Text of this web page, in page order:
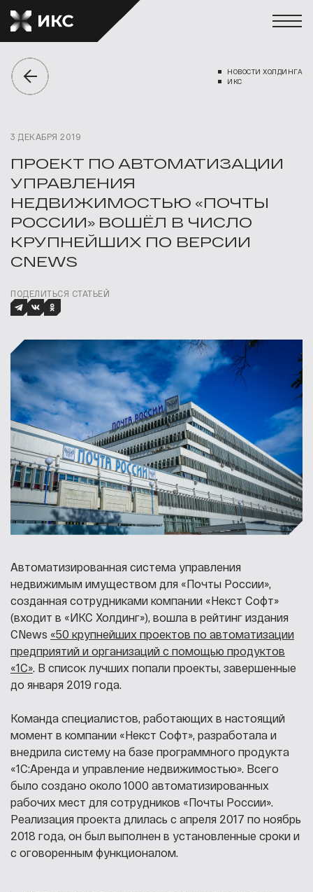
НОВОСТИ ХОЛДИНГА
ИКС
3 ДЕКАБРЯ 2019
ПРОЕКТ ПО АВТОМАТИЗАЦИИ
УПРАВЛЕНИЯ
НЕДВИЖИМОСТЬЮ «ПОЧТЫ
РОССИИ» ВОШЁЛ В ЧИСЛО
КРУПНЕЙШИХ ПО ВЕРСИИ
CNEWS
ПОДЕЛИТЬСЯ СТАТЬЕЙ
Автоматизированная система управления
недвижимым имуществом для «Почты России»,
созданная сотрудниками компании «Некст Софт»
(входит в «ИКС Холдинг»), вошла в рейтинг издания
CNews «50 крупнейших проектов по автоматизации
предприятий и организаций с помощью продуктов
«1С» . В список лучших попали проекты, завершенные
до января 2019 года.
Команда специалистов, работающих в настоящий
момент в компании «Некст Софт», разработала и
внедрила систему на базе программного продукта
«1С:Аренда и управление недвижимостью». Всего
было создано около 1000 автоматизированных
рабочих мест для сотрудников «Почты России».
Реализация проекта длилась с апреля 2017 по ноябрь
2018 года, он был выполнен в установленные сроки и
с оговоренным функционалом.